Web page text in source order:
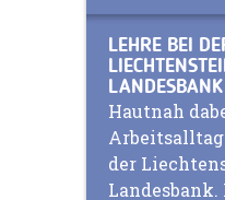
LEHRE BEI
LANDESBANK
Hautnah
der